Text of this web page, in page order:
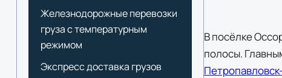
Железнодорожные перевозки
груза с температурным
режимом
Экспресс доставка грузов
В посёлке
полосы.